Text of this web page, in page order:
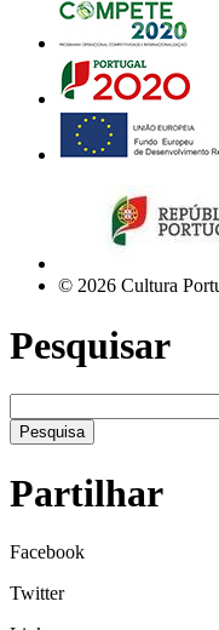
© 2026 Cultura
Pesquisar
Pesquisa
Partilhar
Facebook
Twitter